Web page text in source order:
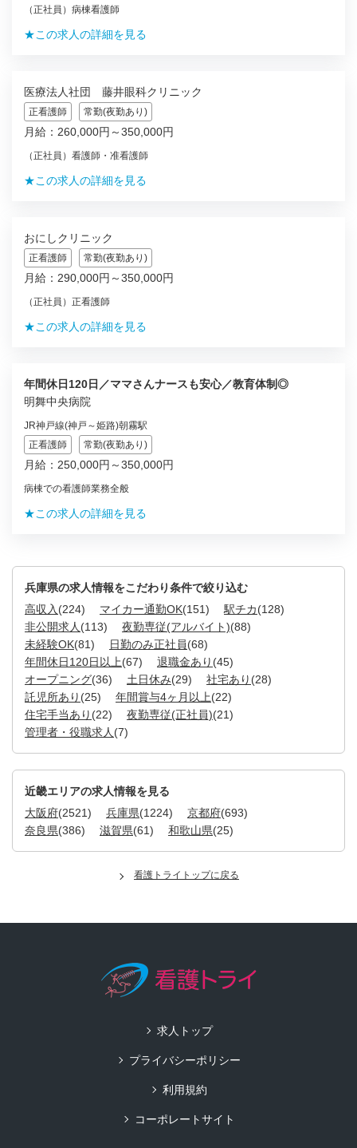
（正社員）病棟看護師
★この求人の詳細を見る
医療法人社団 藤井眼科クリニック
正看護師 常勤(夜勤あり)
月給：260,000円～350,000円
（正社員）看護師・准看護師
★この求人の詳細を見る
おにしクリニック
正看護師 常勤(夜勤あり)
月給：290,000円～350,000円
（正社員）正看護師
★この求人の詳細を見る
年間休日120日／ママさんナースも安心／教育体制◎
明舞中央病院
JR神戸線(神戸～姫路)朝霧駅
正看護師
常勤(夜勤あり)
月給：250,000円～350,000円
病棟での看護師業務全般
★この求人の詳細を見る
兵庫県の求人情報をこだわり条件で絞り込む
高収入 (224) マイカー通勤OK(151) 駅チカ(128)
非公開求人 (113) 夜勤専従(アルバイト)(88)
未経験OK(81) 日勤のみ正社員(68)
年間休日120日以上(67) 退職金あり (45)
オープニング(36) 土日休み(29) 社宅あり (28)
託児所あり (25) 年間賞与4ヶ月以上(22)
住宅手当あり (22) 夜勤専従(正社員)(21)
管理者・役職求人 (7)
近畿エリアの求人情報を見る
大阪府(2521) 兵庫県(1224) 京都府(693)
奈良県(386) 滋賀県(61) 和歌山県(25)
看護トライトップに戻る
求人トップ
プライバシーポリシー
利用規約
コーポレートサイト